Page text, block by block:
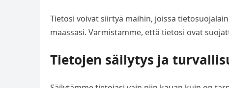
Tietosi voivat siirtyä maihin, joissa
maassasi. Varmistamme, että tietosi ovat
Tietojen säilytys ja